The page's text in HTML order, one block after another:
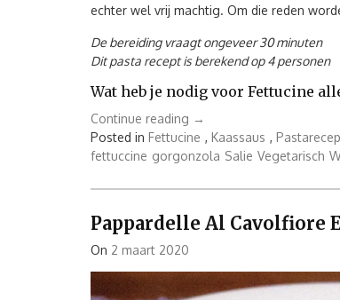
echter wel vrij machtig. Om die reden
De bereiding vraagt ongeveer 30 minuten
Dit pasta recept is berekend op 4 personen
Wat heb je nodig voor Fettucine
Continue reading “Fettucine
alle
Noci
Gorgonzola”
→
Posted in Fettucine , Kaassaus ,
fettuccine gorgonzola Salie Vegetarisch
Pappardelle Al Cavolfiore
On 2 maart 2020